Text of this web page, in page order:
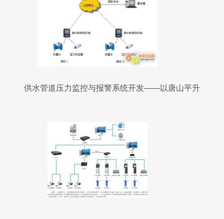
供水管道压力监控与报警系统开发——以唐山平升